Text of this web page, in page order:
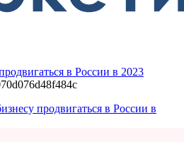
в России в 2023
продвигаться в России в